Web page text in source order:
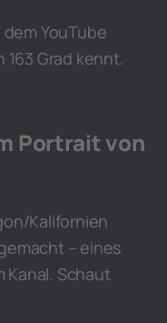
YouTube
163 Grad kennt.
Portrait von
Kalifornien
– eines
Kanal. Schaut